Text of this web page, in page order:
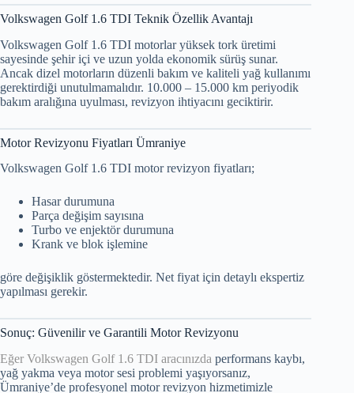
Volkswagen Golf 1.6 TDI Teknik Özellik Avantajı
Volkswagen Golf 1.6 TDI motorlar yüksek tork üretimi
sayesinde şehir içi ve uzun yolda ekonomik sürüş sunar.
Ancak dizel motorların düzenli bakım ve kaliteli yağ kullanımı
gerektirdiği unutulmamalıdır. 10.000 – 15.000 km periyodik
bakım aralığına uyulması, revizyon ihtiyacını geciktirir.
Motor Revizyonu Fiyatları Ümraniye
Volkswagen Golf 1.6 TDI motor revizyon fiyatları;
Hasar durumuna
Parça değişim sayısına
Turbo ve enjektör durumuna
Krank ve blok işlemine
göre değişiklik göstermektedir. Net fiyat için detaylı ekspertiz
yapılması gerekir.
Sonuç: Güvenilir ve Garantili Motor Revizyonu
Eğer Volkswagen Golf 1.6 TDI aracınızda performans kaybı,
yağ yakma veya motor sesi problemi yaşıyorsanız,
Ümraniye’de profesyonel motor revizyon hizmetimizle